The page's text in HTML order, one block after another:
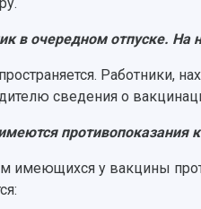
в очередном отпуске. На
Работники,
сведения о
противопоказания
имеющихся у вакцины